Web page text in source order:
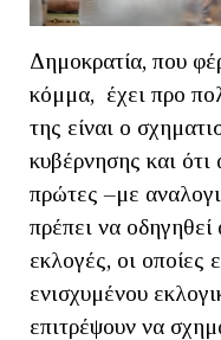
Δημοκρατία, που
κόμμα, έχει προ
της είναι ο
κυβέρνησης και ότι
πρώτες –με
πρέπει να
εκλογές, οι οποίες
ενισχυμένου
επιτρέψουν να